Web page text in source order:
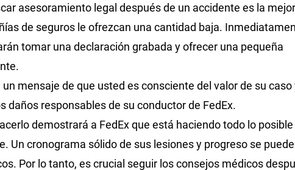
asesoramiento legal después de un accidente es la mejor
de seguros le ofrezcan una cantidad baja.
tomar una declaración grabada y ofrecer una pequeña
mensaje de que usted es consciente del valor de su caso
daños responsables de su conductor de FedEx.
demostrará a FedEx que está haciendo todo lo posible
Un cronograma sólido de sus lesiones y progreso se puede
Por lo tanto, es crucial seguir los consejos médicos